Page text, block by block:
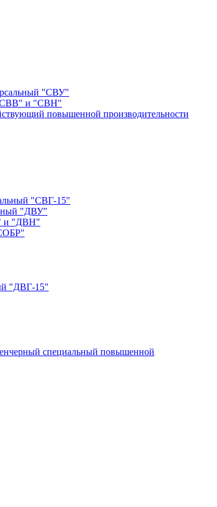
"СВУ"
"СВВ" и "СВН"
повышенной производительности
"СВГ-15"
"ДВУ"
и "ДВН"
"ДВГ-15"
специальный повышенной